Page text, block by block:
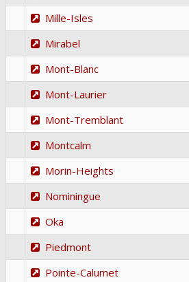
Mille-Isles
Mirabel
Mont-Blanc
Mont-Laurier
Mont-Tremblant
Montcalm
Morin-Heights
Nominingue
Oka
Piedmont
Pointe-Calumet